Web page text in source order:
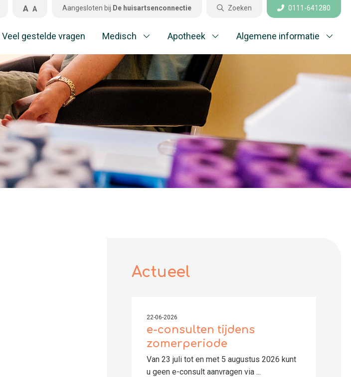
Sluiten
Veel gestelde vragen
Apotheek
A A Aangesloten bij De huisartsenconnectie Zoeken 0111-641280
Veel gestelde vragen Medisch Apotheek Algemene informatie
Actueel
22-06-2026
e-consulten tijdens
zomerperiode
Van 23 juli tot en met 5 augustus 2026 kunt
u geen e-consult aanvragen via ...